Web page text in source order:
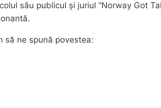
său publicul și juriul ”Norway Got
să ne spună povestea: